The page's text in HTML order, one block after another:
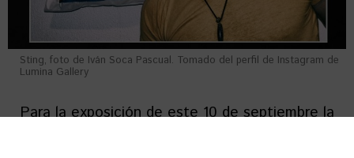
Sting, foto de Iván Soca Pascual. Tomado del perfil de Instagram de
Lumina Gallery
Para la exposición de este 10 de septiembre la